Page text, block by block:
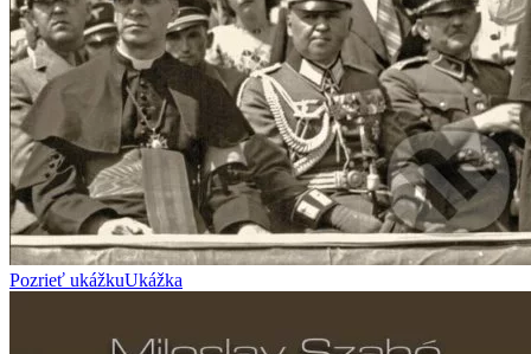
Pozrieť ukážkuUkážka